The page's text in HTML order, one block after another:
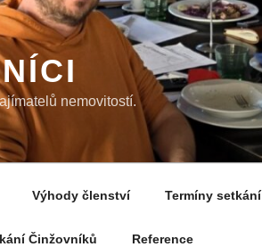
nemovitostí.
Výhody členství Termíny setkání
Činžovníků Reference